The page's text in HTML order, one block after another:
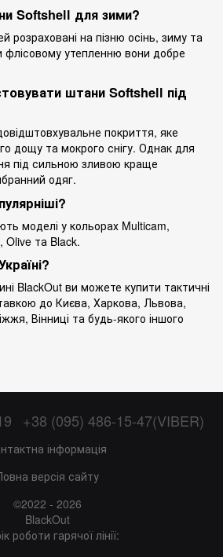
Softshell для зими?
розраховані на пізню осінь, зиму та
утепленню вони добре
штани Softshell під
покриття, яке
дощу та мокрого снігу. Однак для
під сильною зливою краще
одяг.
моделі у кольорах Multicam,
та Black.
BlackOut ви можете купити тактичні
до Києва, Харкова, Львова,
Вінниці та будь-якого іншого
+38 (095) 486-15-47(VIBER)
інформація
версія сайту
©2022 - 2026
BlackOut
роботи гарячої лінії: